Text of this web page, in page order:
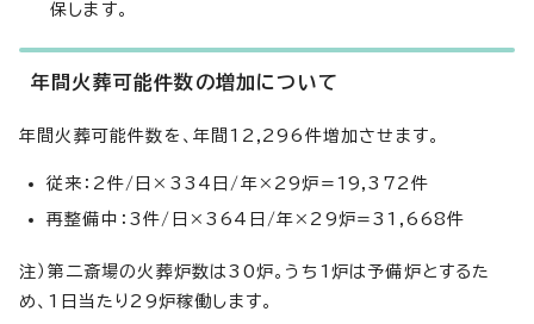
保します。
年間火葬可能件数の増加について
年間火葬可能件数を、年間12,296件増加させます。
従来：2件/日×334日/年×29炉=19,372件
再整備中：3件/日×364日/年×29炉=31,668件
注）第二斎場の火葬炉数は30炉。うち1炉は予備炉とするた
め、1日当たり29炉稼働します。